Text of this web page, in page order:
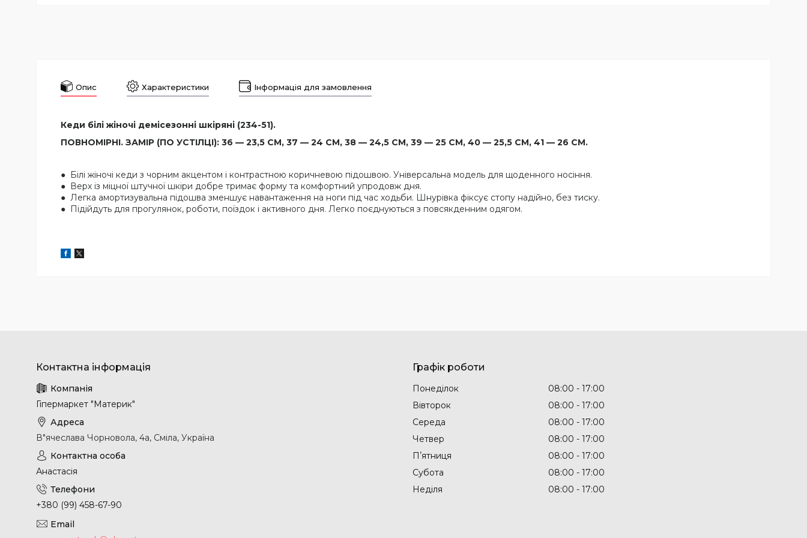
Опис Характеристики Інформація для замовлення
Кеди білі жіночі демісезонні шкіряні (234-51).
ПОВНОМІРНІ. ЗАМІР (ПО УСТІЛЦІ): 36 — 23,5 СМ, 37 — 24 СМ, 38 — 24,5 СМ, 39 — 25 СМ, 40 — 25,5 СМ, 41 — 26 СМ.
● Білі жіночі кеди з чорним акцентом і контрастною коричневою підошвою. Універсальна модель для щоденного носіння.
● Верх із міцної штучної шкіри добре тримає форму та комфортний упродовж дня.
● Легка амортизувальна підошва зменшує навантаження на ноги під час ходьби. Шнурівка фіксує стопу надійно, без тиску.
● Підійдуть для прогулянок, роботи, поїздок і активного дня. Легко поєднуються з повсякденним одягом.
Гіпермаркет "Материк"
В"ячеслава Чорновола, 4а, Сміла, Україна
Анастасія
+380 (99) 458-67-90
Графік роботи
Понеділок 08:00
17:00
Вівторок
08:00
17:00
Середа
08:00
17:00
Четвер
08:00
17:00
Пʼятниця
08:00
17:00
Субота
08:00
17:00
Неділя
08:00 17:00